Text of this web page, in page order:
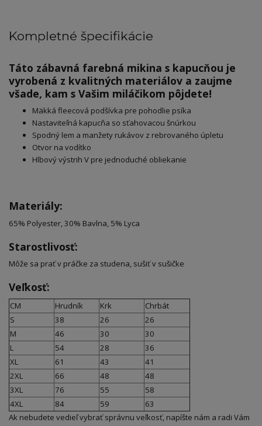
Kompletné špecifikácie
Táto zábavná farebná mikina s kapucňou je
vyrobená z kvalitných materiálov a zaujme
všade, kam s Vašim miláčikom pôjdete!
Mäkká fleecová podšívka pre pohodlie psíka
Nastaviteľná kapucňa so sťahovacou šnúrkou
Spodný lem a manžety rukávov z rebrovaného úpletu
Otvor na vodítko
Hlbový výstrih V pre jednoduché obliekanie
Materiály:
65% Polyester, 30% Bavlna, 5% Lyca
Starostlivosť:
Môže sa prať v práčke za studena, sušiť v sušičke
Veľkosť:
CM Hrudník Krk
Chrbát
S
38 26
26
M
46 30
30
L
54 28
36
XL
61 43
41
2XL
66 48
48
3XL
76 55
58
4XL
84 59
63
Ak nebudete vedieľ vybrať správnu veľkosť, napíšte nám a radi Vám